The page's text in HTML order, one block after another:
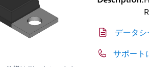
データシ
サポート